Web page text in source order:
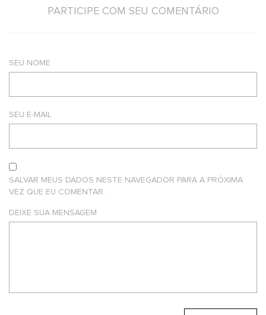
PARTICIPE COM SEU COMENTÁRIO
SEU NOME
SEU E-MAIL
SALVAR MEUS DADOS NESTE NAVEGADOR PARA A PRÓXIMA
VEZ QUE EU COMENTAR.
DEIXE SUA MENSAGEM